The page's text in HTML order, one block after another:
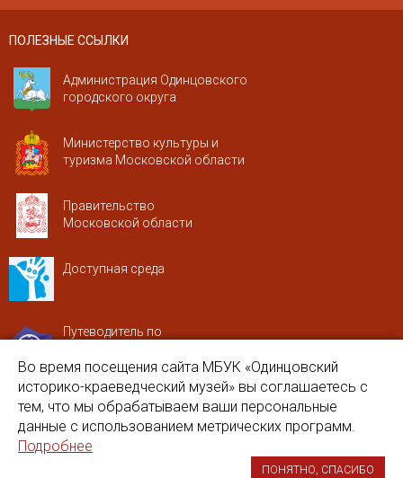
ПОЛЕЗНЫЕ ССЫЛКИ
Администрация Одинцовского
городского округа
Министерство культуры и
туризма Московской области
Правительство
Московской области
Доступная среда
Путеводитель по
Портал Одинцовского городского
округа Культурное наследие
Во время посещения сайта МБУК «Одинцовский
историко-краеведческий музей» вы соглашаетесь с
тем, что мы обрабатываем ваши персональные
данные с использованием метрических программ.
Подробнее
ПОНЯТНО, СПАСИБО